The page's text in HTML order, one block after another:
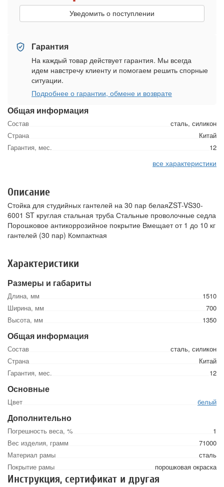
Общая информация
Состав
сталь, силикон
Страна
Китай
Гарантия, мес.
12
все характеристики
Уведомить о поступлении
Гарантия
На каждый товар действует гарантия. Мы всегда
идем навстречу клиенту и помогаем решить спорные
ситуации.
Подробнее о гарантии, обмене и возврате
Описание
Стойка для студийных гантелей на 30 пар белаяZST-VS30-
6001 ST круглая стальная труба Стальные проволочные седла
Порошковое антикоррозийное покрытие Вмещает от 1 до 10 кг
гантелей (30 пар) Компактная
Характеристики
Размеры и габариты
Длина, мм
1510
Ширина, мм
700
Высота, мм
1350
Общая информация
Состав
сталь, силикон
Страна
Китай
Гарантия, мес.
12
Основные
Цвет белый
Дополнительно
Погрешность веса, %
1
Вес изделия, грамм
71000
Материал рамы
сталь
Покрытие рамы
порошковая окраска
Инструкция, сертификат и другая